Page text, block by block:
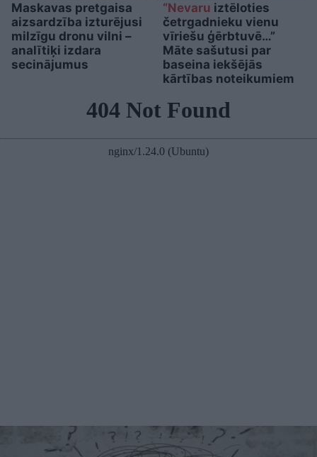
Maskavas pretgaisa
aizsardzība izturējusi
milzīgu dronu vilni –
analītiķi izdara
secinājumus
“Nevaru iztēloties
četrgadnieku vienu
vīriešu ģērbtuvē…”
Māte sašutusi par
baseina iekšējās
kārtības noteikumiem